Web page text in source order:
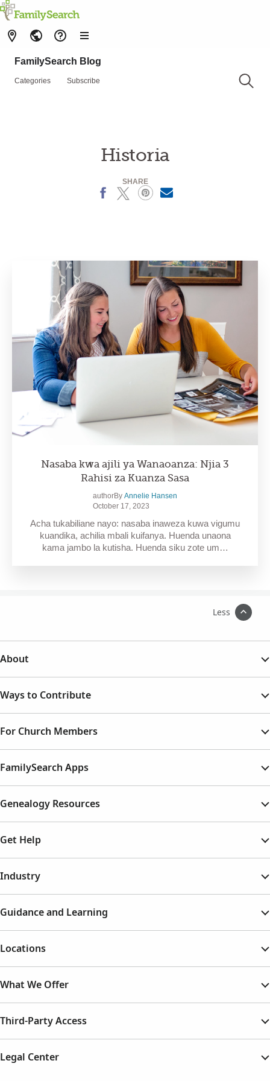
FamilySearch Blog
Categories Subscribe
Historia
SHARE
X
Nasaba kwa ajili ya Wanaoanza: Njia 3
Rahisi za Kuanza Sasa
authorBy Annelie Hansen
October 17, 2023
Acha tukabiliane nayo: nasaba inaweza kuwa vigumu
kuandika, achilia mbali kuifanya. Huenda unaona
kama jambo la kutisha. Huenda siku zote um…